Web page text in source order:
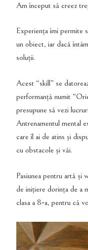
Am început să creez
Experiența îmi permite
un obiect, iar dacă
soluții.
Acest “skill” se
performanță numit
presupune să vezi
Antrenamentul mental
care îl ai de atins și
cu obstacole și văi.
Pasiunea pentru artă și
de inițiere dorința de a
clasa a 8‑a, pentru că